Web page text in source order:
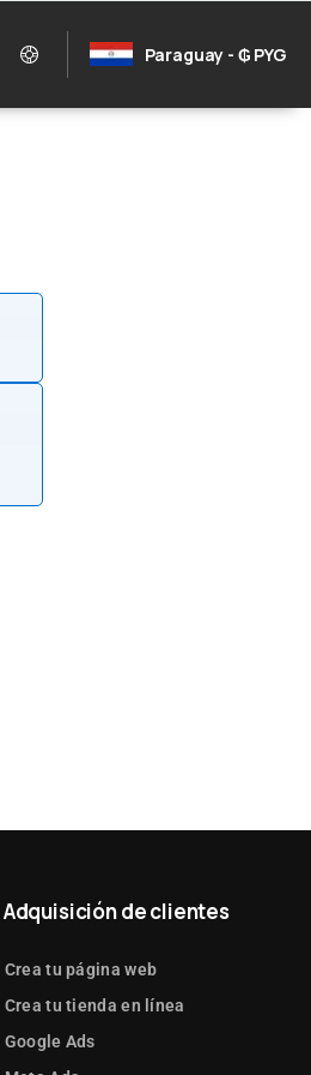
Paraguay - ₲ PYG
Adquisición de clientes
Crea tu página web
Crea tu tienda en línea
Google Ads